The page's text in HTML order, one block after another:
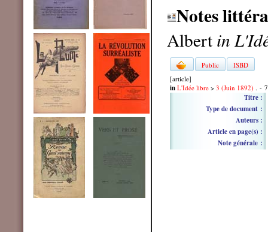
Notes
Albert in
Public
ISBD
[article]
in L'Idée libre > 3 (Juin 1892) . -
Titre :
Type de document :
Auteurs :
Article en page(s) :
Note générale :